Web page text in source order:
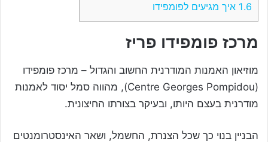
1.6 איך מגיעים לפומפידו
מרכז פומפידו פריז
מוזיאון האמנות המודרנית החשוב והגדול – מרכז פומפידו
(Centre Georges Pompidou), מהווה סמל יסוד לאמנות
מודרנית בעצם היותו, ובעיקר בצורתו החיצונית.
הבניין בנוי כך שכל הצנרת, החשמל, ושאר האינסטרומנטים